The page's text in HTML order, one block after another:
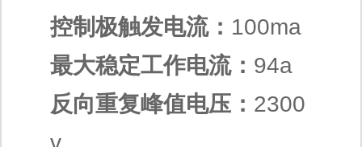
控制极触发电流： 100ma
最大稳定工作电流： 94a
反向重复峰值电压： 2300